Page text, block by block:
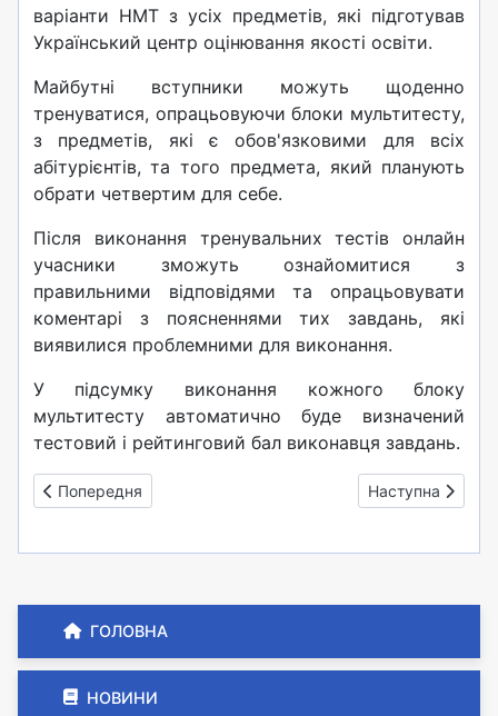
ГОЛОВНА
НОВИНИ
варіанти НМТ з усіх предметів, які підготував
Український центр оцінювання якості освіти.
Майбутні вступники можуть щоденно
тренуватися, опрацьовуючи блоки мультитесту,
з предметів, які є обов'язковими для всіх
абітурієнтів, та того предмета, який планують
обрати четвертим для себе.
Після виконання тренувальних тестів онлайн
учасники зможуть ознайомитися з
правильними відповідями та опрацьовувати
коментарі з поясненнями тих завдань, які
виявилися проблемними для виконання.
У підсумку виконання кожного блоку
мультитесту автоматично буде визначений
тестовий і рейтинговий бал виконавця завдань.
Попередня стаття: Готуйтеся до НМТ-2025 онлайн
Попередня Наступна
Наступна